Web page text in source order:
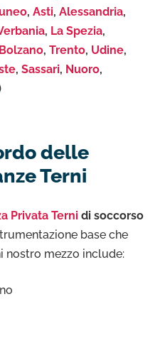
, Asti, Alessandria,
, La Spezia,
Bolzano, Trento, Udine,
, Sassari, Nuoro,
delle
Terni
Privata Terni di soccorso
base che
nostro mezzo include: